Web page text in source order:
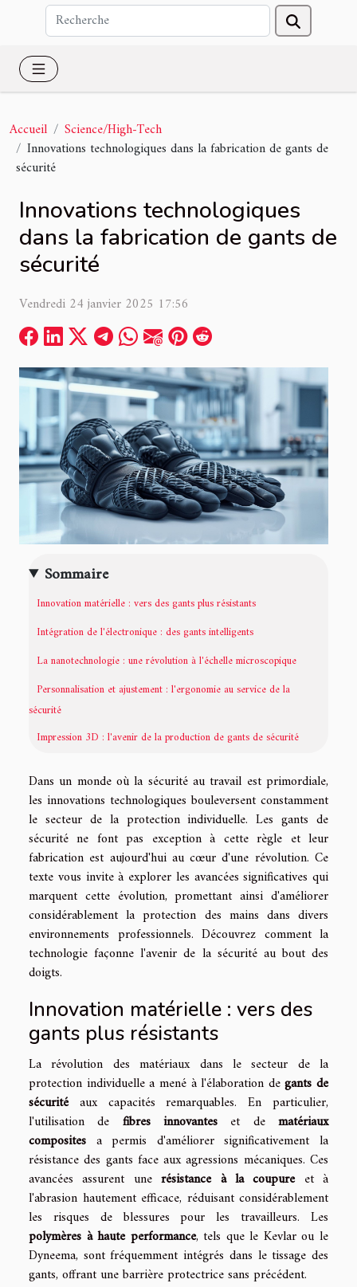
Accueil
Science/High-Tech
Innovations technologiques dans la fabrication de gants de
sécurité
Innovations technologiques
dans la fabrication de gants de
sécurité
Vendredi 24 janvier 2025 17:56
Sommaire
Innovation matérielle : vers des gants plus résistants
Intégration de l'électronique : des gants intelligents
La nanotechnologie : une révolution à l'échelle microscopique
Personnalisation et ajustement : l'ergonomie au service de la
sécurité
Impression 3D : l'avenir de la production de gants de sécurité
Dans un monde où la sécurité au travail est primordiale,
les innovations technologiques bouleversent constamment
le secteur de la protection individuelle. Les gants de
sécurité ne font pas exception à cette règle et leur
fabrication est aujourd'hui au cœur d'une révolution. Ce
texte vous invite à explorer les avancées significatives qui
marquent cette évolution, promettant ainsi d'améliorer
considérablement la protection des mains dans divers
environnements professionnels. Découvrez comment la
technologie façonne l'avenir de la sécurité au bout des
doigts.
Innovation matérielle : vers des
gants plus résistants
La révolution des matériaux dans le secteur de la
protection individuelle a mené à l'élaboration degants de
sécuritéaux capacités remarquables. En particulier,
l'utilisation de fibres innovantes et dematériaux
composites a permis d'améliorer significativement la
résistance des gants face aux agressions mécaniques. Ces
avancées assurent unerésistance à la coupureet à
l'abrasion hautement efficace, réduisant considérablement
les risques de blessures pour les travailleurs. Les
polymères à haute performance, tels que le Kevlar ou le
Dyneema, sont fréquemment intégrés dans le tissage des
gants, offrant une barrière protectrice sans précédent.